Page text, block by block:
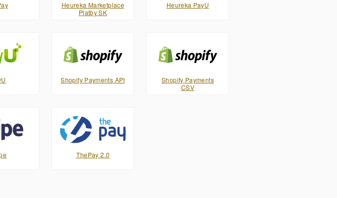
Heureka Marketplace
Platby SK
Heureka PayU
Shopify Payments API
Shopify Payments
CSV
ThePay 2.0